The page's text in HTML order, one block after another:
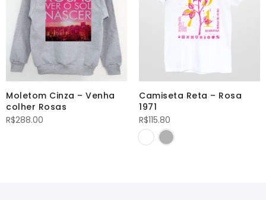
Moletom Cinza – Venha
colher Rosas
R$288.00
Camiseta Reta – Rosa
1971
R$115.80